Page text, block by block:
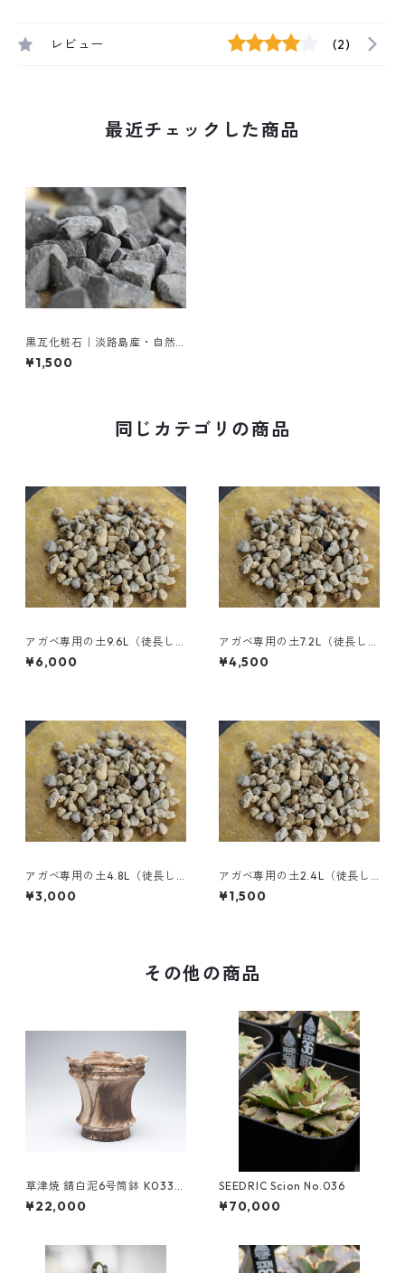
レビュー (2)
最近チェックした商品
黒瓦化粧石｜淡路島産・自然
黒色｜アガベ・多肉植物に最
適【1L】
¥1,500
同じカテゴリの商品
アガベ専用の土9.6L（徒長し
にくいプレミアムブレンド用
土）
¥6,000
アガベ専用の土7.2L（徒長しに
くいプレミアムブレンド用
土）
¥4,500
アガベ専用の土4.8L（徒長し
にくいプレミアムブレンド用
土）
¥3,000
アガベ専用の土2.4L（徒長し
にくいプレミアムブレンド用
土）
¥1,500
その他の商品
草津焼 錆白泥6号筒鉢 K033
【SOLDOUT】
¥22,000
SEEDRIC Scion No.036
¥70,000